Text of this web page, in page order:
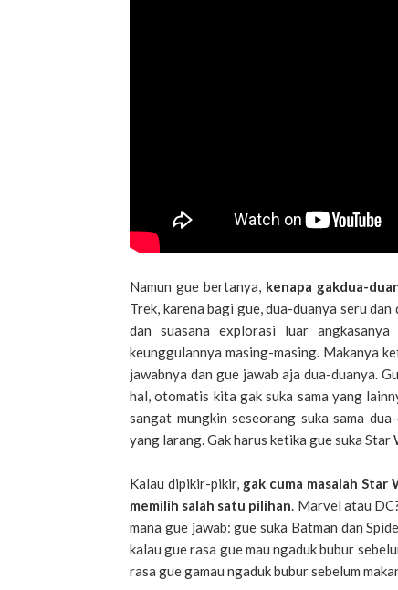
Namun gue bertanya, kenapa gakdua-
Trek, karena bagi gue, dua-duanya seru
dan suasana explorasi luar
keunggulannya masing-masing. Makanya
jawabnya dan gue jawab aja dua-duanya.
hal, otomatis kita gak suka sama yang
sangat mungkin seseorang suka sama
yang larang. Gak harus ketika gue suka Star
Kalau dipikir-pikir, gak cuma masalah
memilih salah satu pilihan. Marvel atau
mana gue jawab: gue suka Batman dan
kalau gue rasa gue mau ngaduk bubur
rasa gue gamau ngaduk bubur sebelum